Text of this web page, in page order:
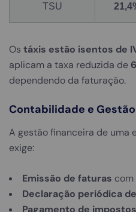
TSU
Os táxis estão isentos de
aplicam a taxa reduzida de
dependendo da faturação.
Contabilidade e
A gestão financeira de uma
exige:
Emissão de faturas com
Declaração periódica